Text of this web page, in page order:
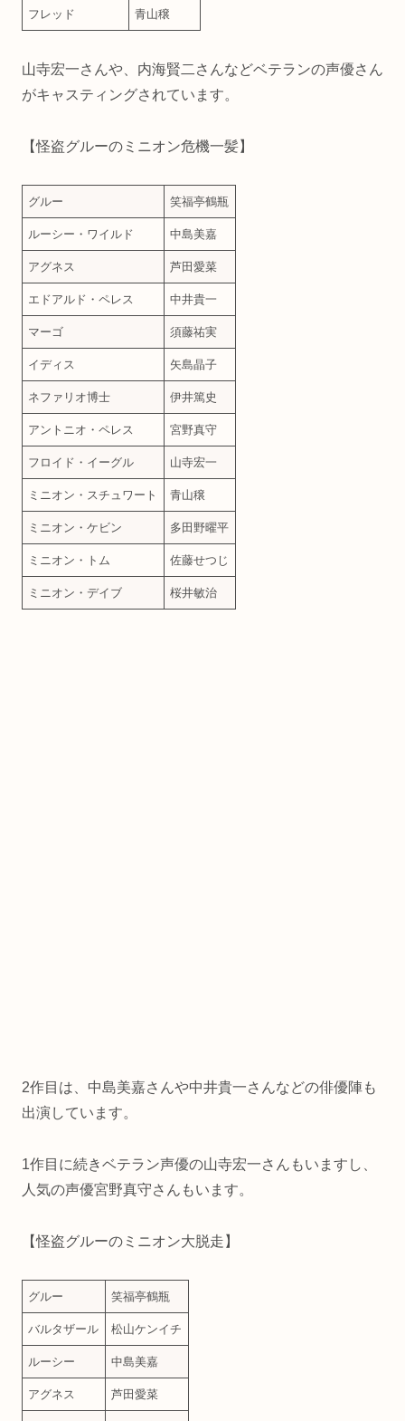
フレッド 青山穣
山寺宏一さんや、内海賢二さんなどベテランの声優さん
がキャスティングされています。
【怪盗グルーのミニオン危機一髪】
グルー 笑福亭鶴瓶
ルーシー・ワイルド 中島美嘉
アグネス 芦田愛菜
エドアルド・ペレス 中井貴一
マーゴ 須藤祐実
イディス 矢島晶子
ネファリオ博士 伊井篤史
アントニオ・ペレス 宮野真守
フロイド・イーグル 山寺宏一
ミニオン・スチュワート 青山穣
ミニオン・ケビン 多田野曜平
ミニオン・トム 佐藤せつじ
ミニオン・デイブ 桜井敏治
2作目は、中島美嘉さんや中井貴一さんなどの俳優陣も
出演しています。
1作目に続きベテラン声優の山寺宏一さんもいますし、
人気の声優宮野真守さんもいます。
【怪盗グルーのミニオン大脱走】
グルー 笑福亭鶴瓶
バルタザール 松山ケンイチ
ルーシー 中島美嘉
アグネス 芦田愛菜